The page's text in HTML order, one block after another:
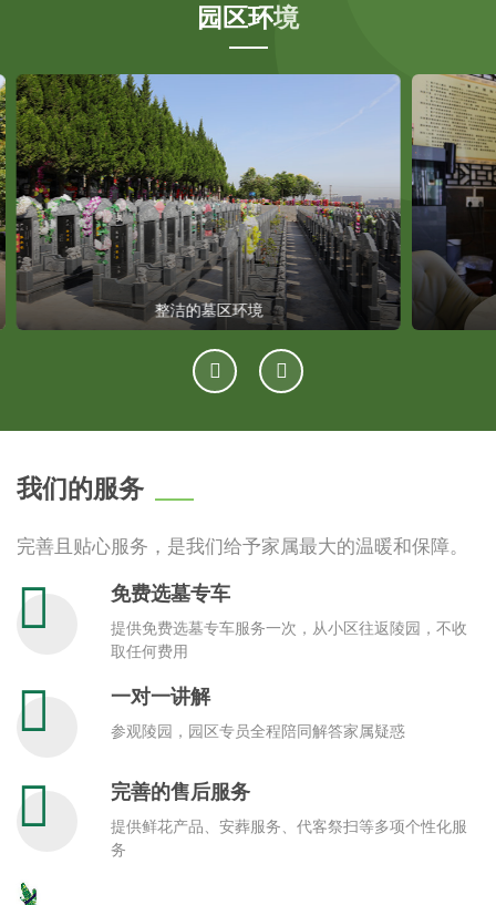
园区环境
整洁的墓区环境
我们的服务
完善且贴心服务，是我们给予家属最大的温暖和保障。
免费选墓专车
提供免费选墓专车服务一次，从小区往返陵园，不收
取任何费用
一对一讲解
参观陵园，园区专员全程陪同解答家属疑惑
完善的售后服务
提供鲜花产品、安葬服务、代客祭扫等多项个性化服
务